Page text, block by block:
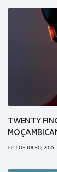
TWENTY
EM1 DE JULHO, 2026